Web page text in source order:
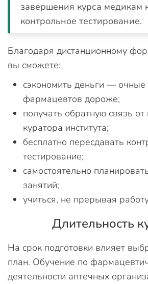
завершения курса медикам
контрольное тестирование.
Благодаря дистанционному
вы сможете:
сэкономить деньги —
фармацевтов дороже;
получать обратную связь
куратора института;
бесплатно пересдавать
тестирование;
самостоятельно
занятий;
учиться, не прерывая
Длительность
На срок подготовки влияет
план. Обучение по
деятельности аптечных